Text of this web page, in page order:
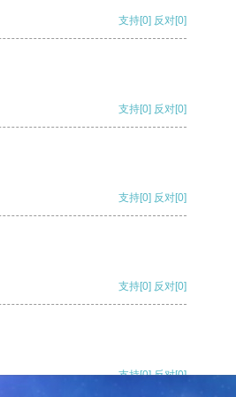
支持[0] 反对[0]
支持[0] 反对[0]
支持[0] 反对[0]
支持[0] 反对[0]
支持[0] 反对[0]